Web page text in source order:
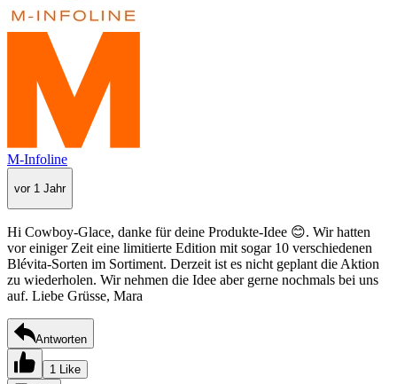
M-Infoline
vor 1 Jahr
Hi Cowboy-Glace, danke für deine Produkte-Idee 😊. Wir hatten
vor einiger Zeit eine limitierte Edition mit sogar 10 verschiedenen
Blévita-Sorten im Sortiment. Derzeit ist es nicht geplant die Aktion
zu wiederholen. Wir nehmen die Idee aber gerne nochmals bei uns
auf. Liebe Grüsse, Mara
Antworten
1 Like